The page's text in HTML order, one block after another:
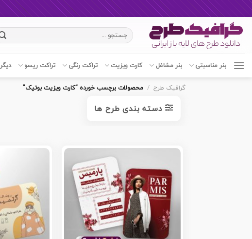
content
جستجو
برای:
بنر مناسبتی بنر مشاغل کارت ویزیت تراکت رنگی تراکت ریسو
گرافیک طرح / محصولات برچسب خورده “کارت ویزیت بوتیک”
دسته بندی طرح ها